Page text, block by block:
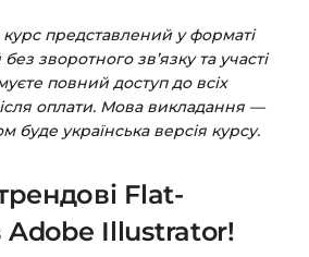
поля (пошта та пароль).
способом (більше 8
відкриється сторінка з
представлений у форматі
зворотного зв’язку та участі
повний доступ до всіх
оплати. Мова викладання —
буде українська версія курсу.
Flat-
Adobe Illustrator!